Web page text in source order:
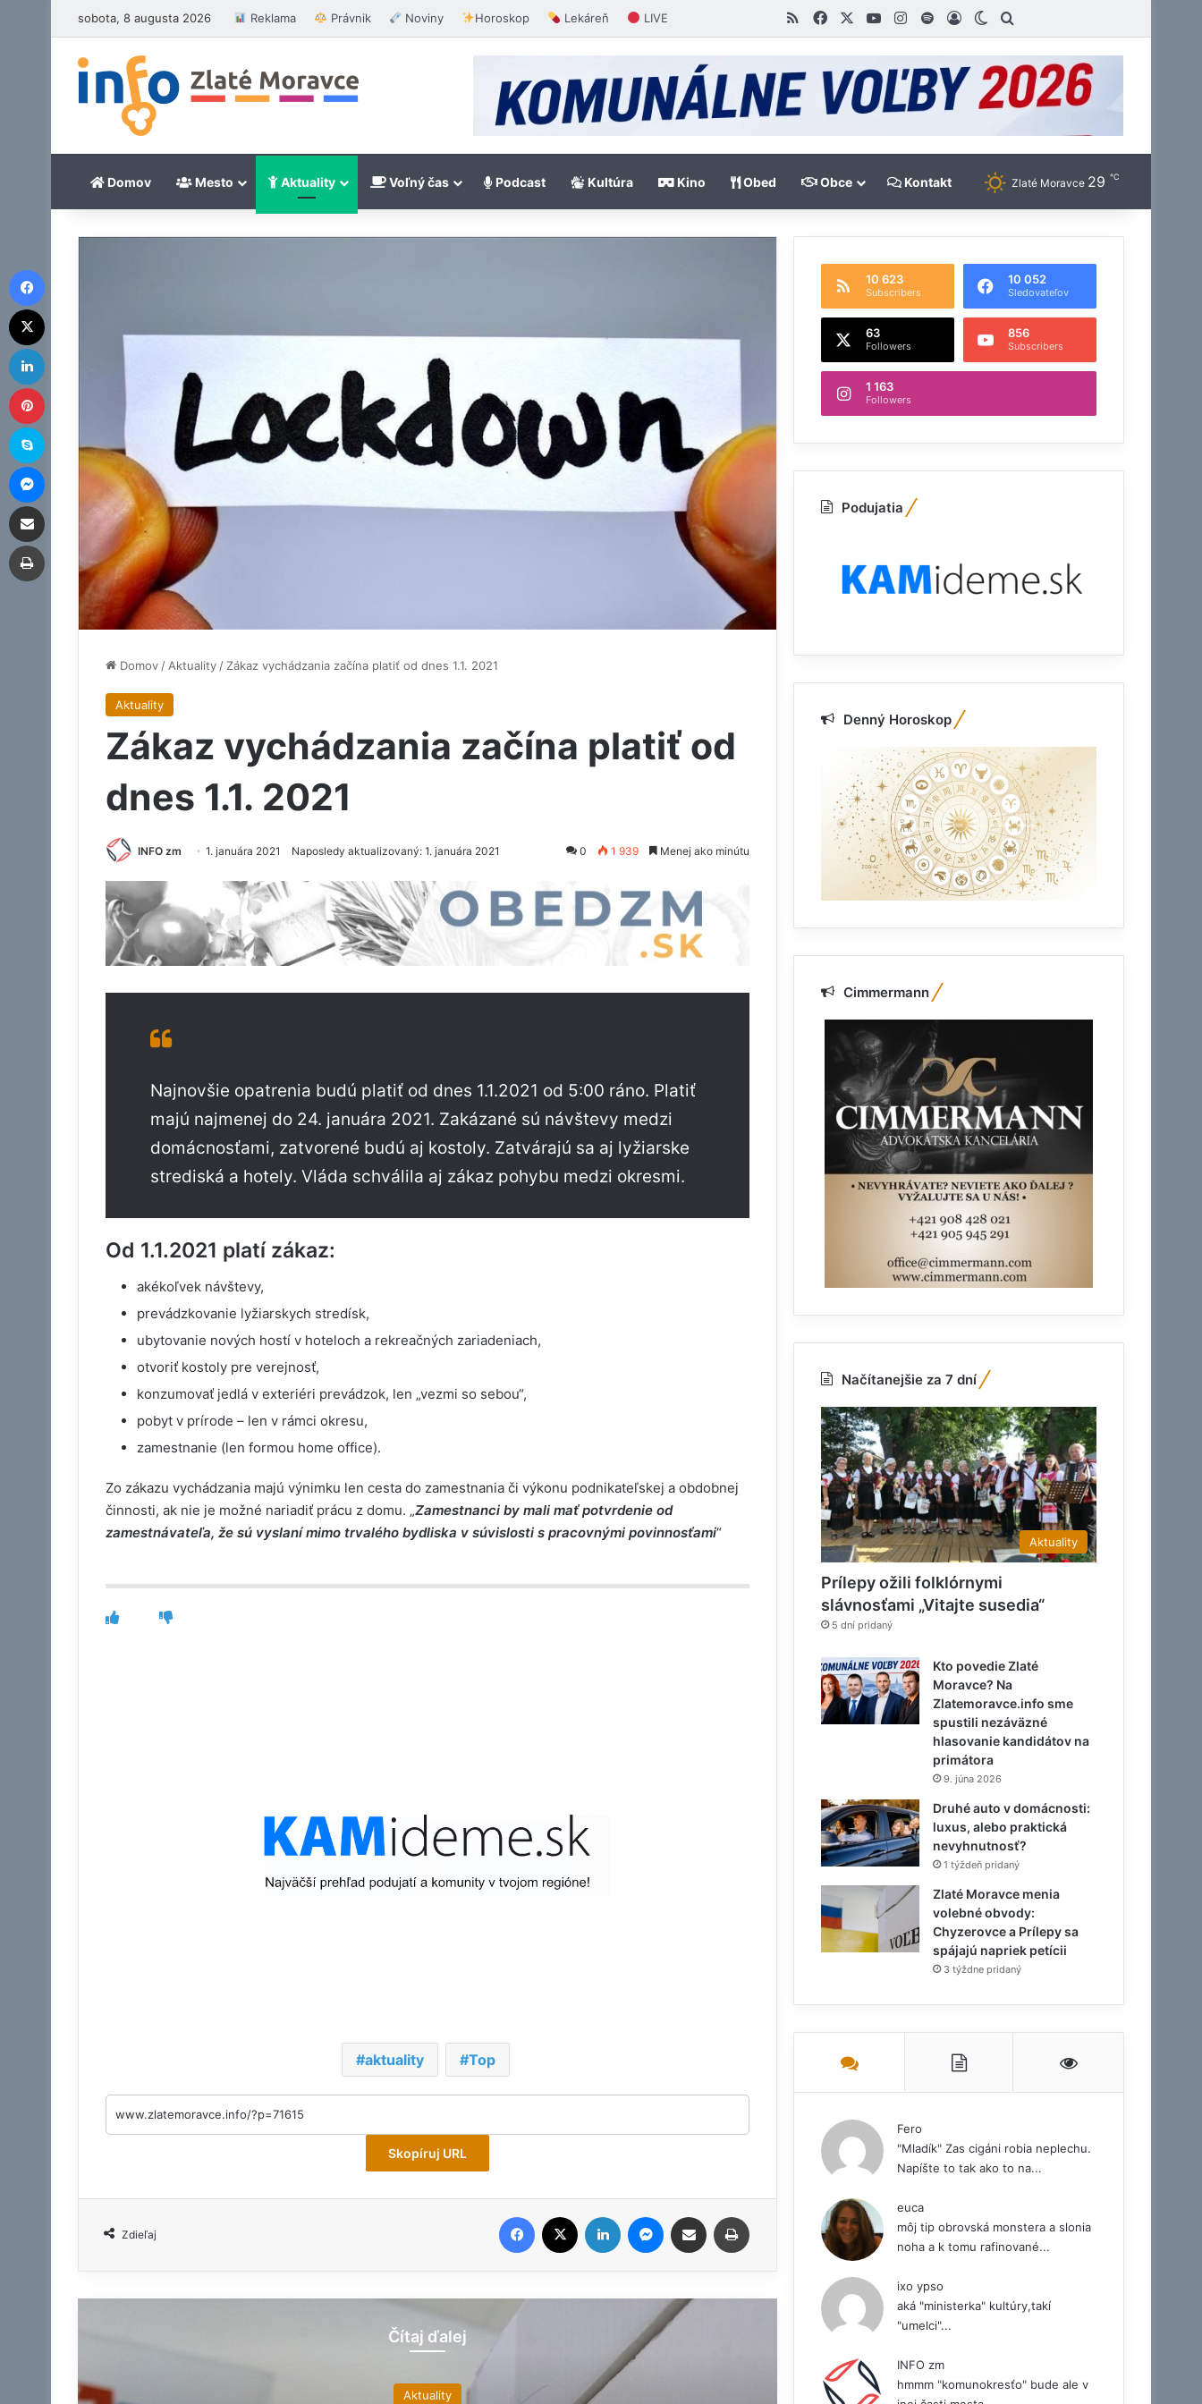
sobota, 8 augusta 2026 Reklama Právnik Noviny Horoskop Lekáreň LIVE RSSFacebookYouTubeInstagram
SpotifyPrihlásiťSwitch skin
Domov Mesto Aktuality Voľný čas Podcast Kultúra Kino Obed Obce Kontakt Zlaté Moravce 29 ℃
Domov/Aktuality/Zákaz vychádzania začína platiť od dnes 1.1. 2021
Aktuality
Zákaz vychádzania začína platiť od
dnes 1.1. 2021
INFO zm 1. januára 2021 Naposledy aktualizovaný: 1. januára 2021 0 1 939 Menej ako minútu
Najnovšie opatrenia budú platiť od dnes 1.1.2021 od 5:00 ráno. Platiť
majú najmenej do 24. januára 2021. Zakázané sú návštevy medzi
domácnosťami, zatvorené budú aj kostoly. Zatvárajú sa aj lyžiarske
strediská a hotely. Vláda schválila aj zákaz pohybu medzi okresmi.
Od 1.1.2021 platí zákaz:
akékoľvek návštevy,
prevádzkovanie lyžiarskych stredísk,
ubytovanie nových hostí v hoteloch a rekreačných zariadeniach,
otvoriť kostoly pre verejnosť,
konzumovať jedlá v exteriéri prevádzok, len „vezmi so sebou“,
pobyt v prírode – len v rámci okresu,
zamestnanie (len formou home office).
Zo zákazu vychádzania majú výnimku len cesta do zamestnania či výkonu podnikateľskej a obdobnej
činnosti, ak nie je možné nariadiť prácu z domu. „Zamestnanci by mali mať potvrdenie od
zamestnávateľa, že sú vyslaní mimo trvalého bydliska v súvislosti s pracovnými povinnosťami“
aktuality Top
Skopíruj URL
Zdieľaj
Čítaj ďalej
Chyzerovce
10 623
Subscribers
10 052
Sledovateľov
63
Followers
856
Subscribers
1 163
Followers
Podujatia
Denný Horoskop
Cimmermann
Načítanejšie za 7 dní
Aktuality
Prílepy ožili folklórnymi
slávnosťami „Vitajte susedia“
5 dní pridaný
Kto povedie Zlaté
Moravce? Na
Zlatemoravce.info sme
spustili nezáväzné
hlasovanie kandidátov na
primátora
9. júna 2026
Druhé auto v domácnosti:
luxus, alebo praktická
nevyhnutnosť?
1 týždeň pridaný
Zlaté Moravce menia
volebné obvody:
Chyzerovce a Prílepy sa
spájajú napriek petícii
3 týždne pridaný
Fero
"Mladík" Zas cigáni robia neplechu.
Napíšte to tak ako to na...
euca
môj tip obrovská monstera a slonia
noha a k tomu rafinované...
ixo ypso
aká "ministerka" kultúry,takí
"umelci"...
INFO zm
hmmm "komunokresťo" bude ale v
Messenger